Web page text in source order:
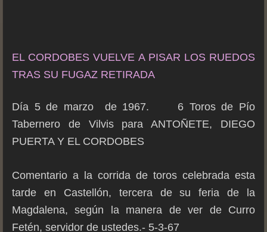
EL CORDOBES VUELVE A PISAR LOS RUEDOS
TRAS SU FUGAZ RETIRADA
Día 5 de marzo de 1967. 6 Toros de Pío
Tabernero de Vilvis para ANTOÑETE, DIEGO
PUERTA Y EL CORDOBES
Comentario a la corrida de toros celebrada esta
tarde en Castellón, tercera de su feria de la
Magdalena, según la manera de ver de Curro
Fetén, servidor de ustedes.- 5-3-67